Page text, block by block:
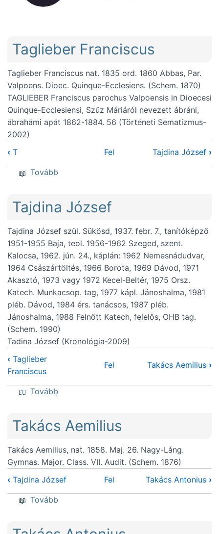
Taglieber Franciscus
Taglieber Franciscus nat. 1835 ord. 1860 Abbas, Par.
Valpoens. Dioec. Quinque-Ecclesiens. (Schem. 1870)
TAGLIEBER Franciscus parochus Valpoensis in Dioecesi
Quinque-Ecclesiensi, Szűz Máriáról nevezett ábráni,
ábrahámi apát 1862-1884. 56 (Történeti Sematizmus-
2002)
‹ T Fel Tajdina József ›
Tovább
Tajdina József
Tajdina József szül. Sükösd, 1937. febr. 7., tanítóképző
1951-1955 Baja, teol. 1956-1962 Szeged, szent.
Kalocsa, 1962. jún. 24., káplán: 1962 Nemesnádudvar,
1964 Császártöltés, 1966 Borota, 1969 Dávod, 1971
Akasztó, 1973 vagy 1972 Kecel-Beltér, 1975 Orsz.
Katech. Munkacsop. tag, 1977 kápl. Jánoshalma, 1981
pléb. Dávod, 1984 érs. tanácsos, 1987 pléb.
Jánoshalma, 1988 Felnőtt Katech, felelős, OHB tag.
(Schem. 1990)
Tadina József (Kronológia-2009)
‹ Taglieber
Franciscus
Fel Takács Aemilius ›
Tovább
Takács Aemilius
Takács Aemilius, nat. 1858. Maj. 26. Nagy-Láng.
Gymnas. Major. Class. VII. Audit. (Schem. 1876)
‹ Tajdina József Fel Takács Antonius ›
Tovább